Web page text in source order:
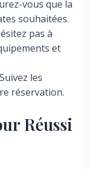
vous que la
souhaitées.
pas à
et
les
réservation.
Réussi